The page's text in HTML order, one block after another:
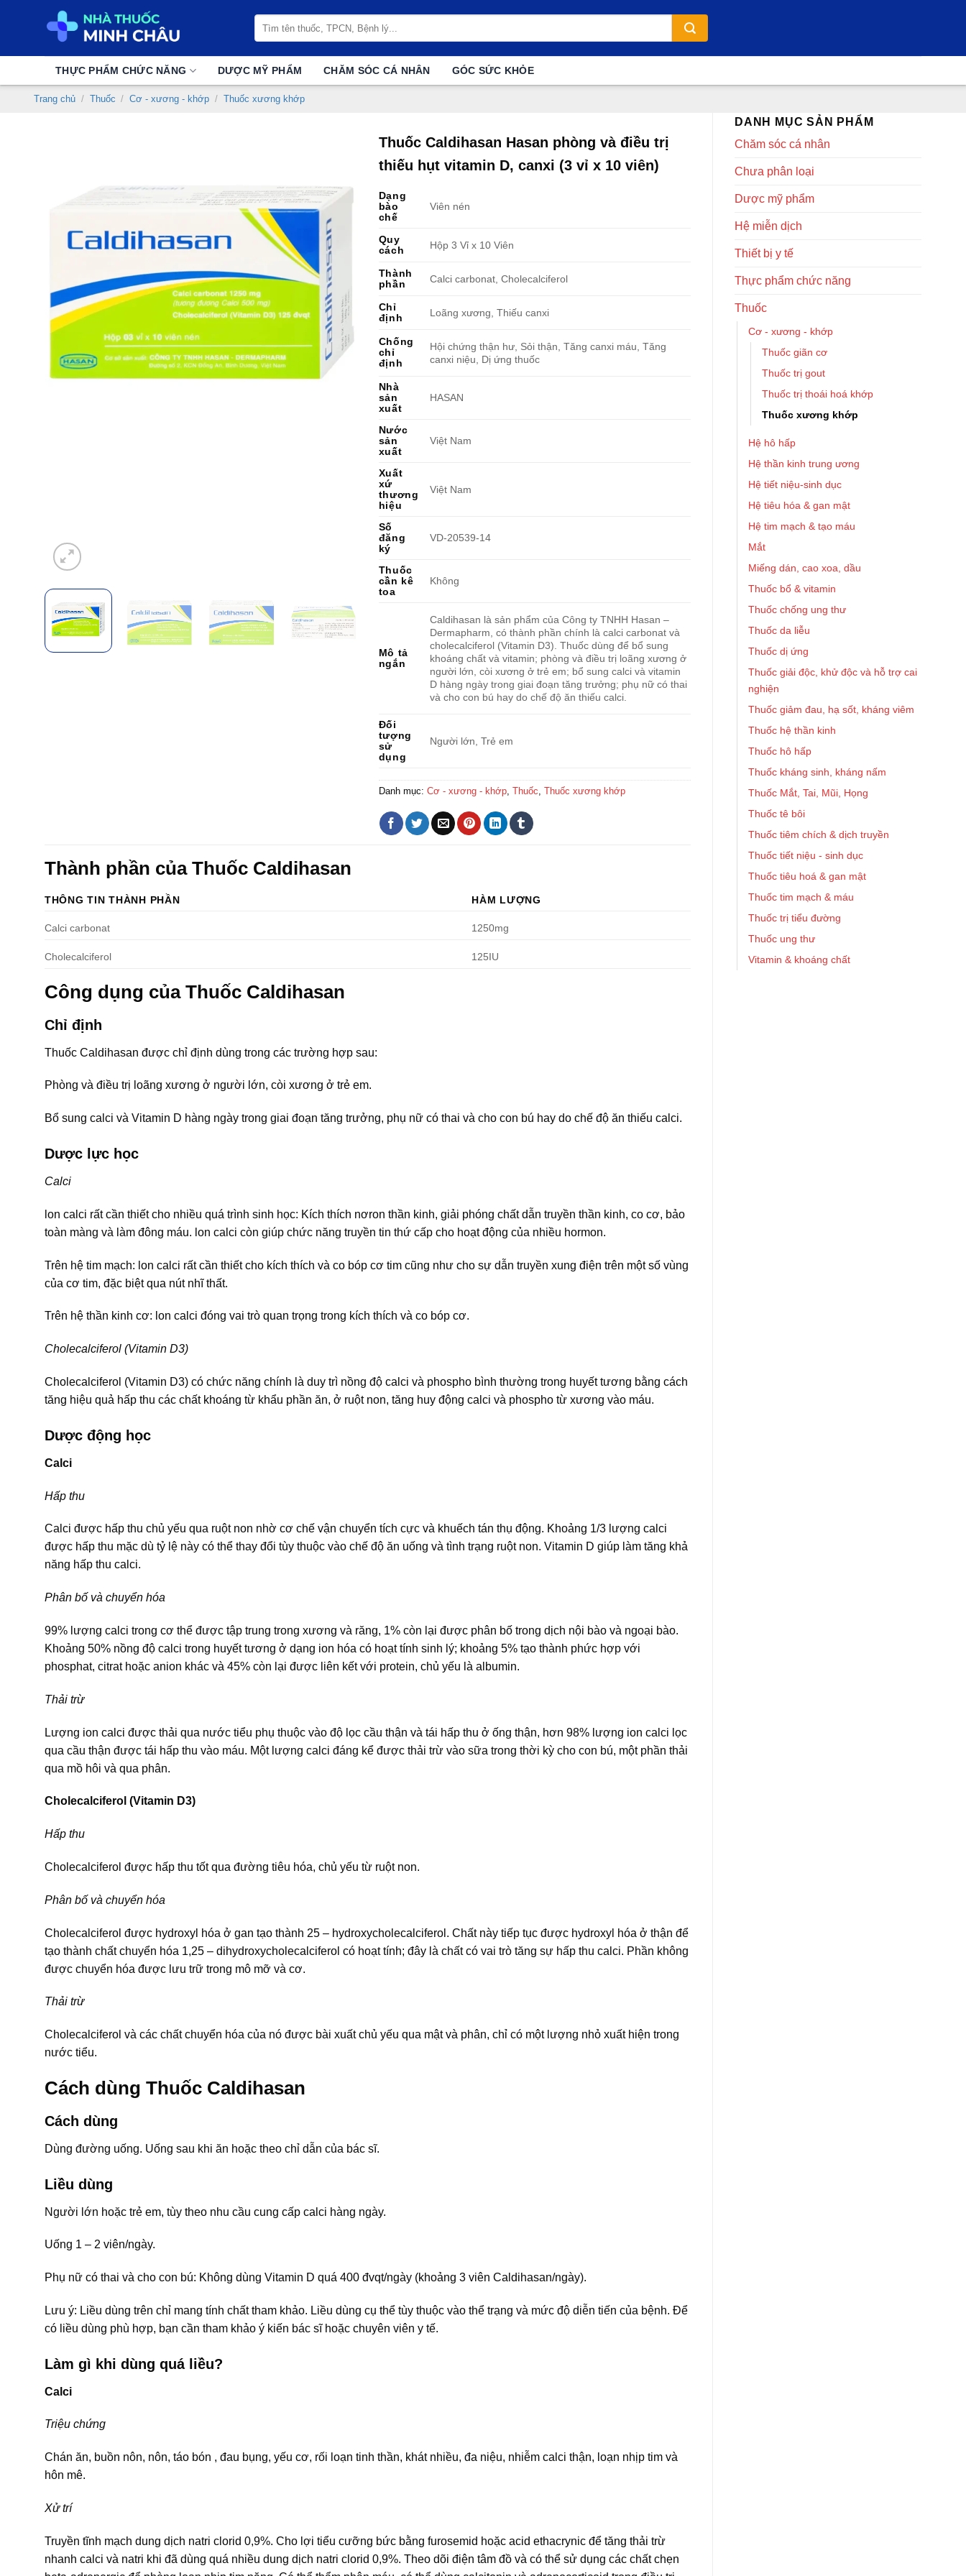
kiếm:
THỰC PHẨM CHỨC NĂNG DƯỢC MỸ PHẨM CHĂM SÓC CÁ NHÂN GÓC SỨC KHỎE
Trang chủ / Thuốc / Cơ - xương - khớp / Thuốc xương khớp
DANH MỤC SẢN PHẨM
Chăm sóc cá nhân
Chưa phân loại
Dược mỹ phẩm
Hệ miễn dịch
Thiết bị y tế
Thực phẩm chức năng
Thuốc
Cơ - xương - khớp
Thuốc giãn cơ
Thuốc trị gout
Thuốc trị thoái hoá khớp
Thuốc xương khớp
Hệ hô hấp
Hệ thần kinh trung ương
Hệ tiết niệu-sinh dục
Hệ tiêu hóa & gan mật
Hệ tim mạch & tạo máu
Mắt
Miếng dán, cao xoa, dầu
Thuốc bổ & vitamin
Thuốc chống ung thư
Thuốc da liễu
Thuốc dị ứng
Thuốc giải độc, khử độc và hỗ trợ cai
nghiện
Thuốc giảm đau, hạ sốt, kháng viêm
Thuốc hệ thần kinh
Thuốc hô hấp
Thuốc kháng sinh, kháng nấm
Thuốc Mắt, Tai, Mũi, Họng
Thuốc tê bôi
Thuốc tiêm chích & dịch truyền
Thuốc tiết niệu - sinh dục
Thuốc tiêu hoá & gan mật
Thuốc tim mạch & máu
Thuốc trị tiểu đường
Thuốc ung thư
Vitamin & khoáng chất
Thuốc Caldihasan Hasan phòng và điều trị
thiếu hụt vitamin D, canxi (3 vỉ x 10 viên)
Dạng
bào
chế
Viên nén
Quy
cách
Hộp 3 Vỉ x 10 Viên
Thành
phần
Calci carbonat, Cholecalciferol
Chỉ
định
Loãng xương, Thiếu canxi
Chống
chỉ
định
Hội chứng thận hư, Sỏi thận, Tăng canxi máu, Tăng
canxi niệu, Dị ứng thuốc
Nhà
sản
xuất
HASAN
Nước
sản
xuất
Việt Nam
Xuất
xứ
thương
hiệu
Việt Nam
Số
đăng
ký
VD-20539-14
Thuốc
cần kê
toa
Không
Mô tả
ngắn
Caldihasan là sản phẩm của Công ty TNHH Hasan –
Dermapharm, có thành phần chính là calci carbonat và
cholecalciferol (Vitamin D3). Thuốc dùng để bổ sung
khoáng chất và vitamin; phòng và điều trị loãng xương ở
người lớn, còi xương ở trẻ em; bổ sung calci và vitamin
D hàng ngày trong giai đoạn tăng trưởng; phụ nữ có thai
và cho con bú hay do chế độ ăn thiếu calci.
Đối
tượng
sử
dụng
Người lớn, Trẻ em
Danh mục: Cơ - xương - khớp, Thuốc, Thuốc xương khớp
Thành phần của Thuốc Caldihasan
THÔNG TIN THÀNH PHẦN HÀM LƯỢNG
Calci carbonat 1250mg
Cholecalciferol 125IU
Công dụng của Thuốc Caldihasan
Chỉ định
Thuốc Caldihasan được chỉ định dùng trong các trường hợp sau:
Phòng và điều trị loãng xương ở người lớn, còi xương ở trẻ em.
Bổ sung calci và Vitamin D hàng ngày trong giai đoạn tăng trưởng, phụ nữ có thai và cho con bú hay do chế độ ăn thiếu calci.
Dược lực học
Calci
lon calci rất cần thiết cho nhiều quá trình sinh học: Kích thích nơron thần kinh, giải phóng chất dẫn truyền thần kinh, co cơ, bảo
toàn màng và làm đông máu. lon calci còn giúp chức năng truyền tin thứ cấp cho hoạt động của nhiều hormon.
Trên hệ tim mạch: lon calci rất cần thiết cho kích thích và co bóp cơ tim cũng như cho sự dẫn truyền xung điện trên một số vùng
của cơ tim, đặc biệt qua nút nhĩ thất.
Trên hệ thần kinh cơ: lon calci đóng vai trò quan trọng trong kích thích và co bóp cơ.
Cholecalciferol (Vitamin D3)
Cholecalciferol (Vitamin D3) có chức năng chính là duy trì nồng độ calci và phospho bình thường trong huyết tương bằng cách
tăng hiệu quả hấp thu các chất khoáng từ khẩu phần ăn, ở ruột non, tăng huy động calci và phospho từ xương vào máu.
Dược động học
Calci
Hấp thu
Calci được hấp thu chủ yếu qua ruột non nhờ cơ chế vận chuyển tích cực và khuếch tán thụ động. Khoảng 1/3 lượng calci
được hấp thu mặc dù tỷ lệ này có thể thay đổi tùy thuộc vào chế độ ăn uống và tình trạng ruột non. Vitamin D giúp làm tăng khả
năng hấp thu calci.
Phân bố và chuyển hóa
99% lượng calci trong cơ thể được tập trung trong xương và răng, 1% còn lại được phân bố trong dịch nội bào và ngoại bào.
Khoảng 50% nồng độ calci trong huyết tương ở dạng ion hóa có hoạt tính sinh lý; khoảng 5% tạo thành phức hợp với
phosphat, citrat hoặc anion khác và 45% còn lại được liên kết với protein, chủ yếu là albumin.
Thải trừ
Lượng ion calci được thải qua nước tiểu phụ thuộc vào độ lọc cầu thận và tái hấp thu ở ống thận, hơn 98% lượng ion calci lọc
qua cầu thận được tái hấp thu vào máu. Một lượng calci đáng kể được thải trừ vào sữa trong thời kỳ cho con bú, một phần thải
qua mồ hôi và qua phân.
Cholecalciferol (Vitamin D3)
Hấp thu
Cholecalciferol được hấp thu tốt qua đường tiêu hóa, chủ yếu từ ruột non.
Phân bố và chuyển hóa
Cholecalciferol được hydroxyl hóa ở gan tạo thành 25 – hydroxycholecalciferol. Chất này tiếp tục được hydroxyl hóa ở thận để
tạo thành chất chuyển hóa 1,25 – dihydroxycholecalciferol có hoạt tính; đây là chất có vai trò tăng sự hấp thu calci. Phần không
được chuyển hóa được lưu trữ trong mô mỡ và cơ.
Thải trừ
Cholecalciferol và các chất chuyển hóa của nó được bài xuất chủ yếu qua mật và phân, chỉ có một lượng nhỏ xuất hiện trong
nước tiểu.
Cách dùng Thuốc Caldihasan
Cách dùng
Dùng đường uống. Uống sau khi ăn hoặc theo chỉ dẫn của bác sĩ.
Liều dùng
Người lớn hoặc trẻ em, tùy theo nhu cầu cung cấp calci hàng ngày.
Uống 1 – 2 viên/ngày.
Phụ nữ có thai và cho con bú: Không dùng Vitamin D quá 400 đvqt/ngày (khoảng 3 viên Caldihasan/ngày).
Lưu ý: Liều dùng trên chỉ mang tính chất tham khảo. Liều dùng cụ thể tùy thuộc vào thể trạng và mức độ diễn tiến của bệnh. Để
có liều dùng phù hợp, bạn cần tham khảo ý kiến bác sĩ hoặc chuyên viên y tế.
Làm gì khi dùng quá liều?
Calci
Triệu chứng
Chán ăn, buồn nôn, nôn, táo bón , đau bụng, yếu cơ, rối loạn tinh thần, khát nhiều, đa niệu, nhiễm calci thận, loạn nhịp tim và
hôn mê.
Xử trí
Truyền tĩnh mạch dung dịch natri clorid 0,9%. Cho lợi tiểu cưỡng bức bằng furosemid hoặc acid ethacrynic để tăng thải trừ
nhanh calci và natri khi đã dùng quá nhiều dung dịch natri clorid 0,9%. Theo dõi điện tâm đồ và có thể sử dụng các chất chẹn